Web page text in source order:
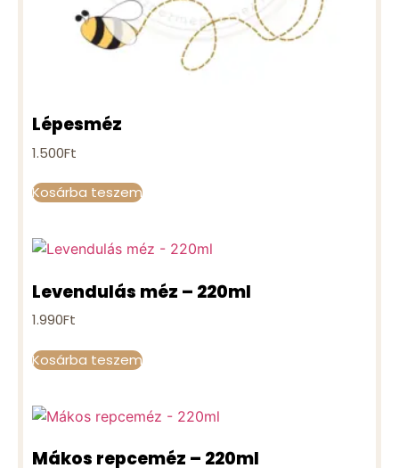
Lépesméz
1.500Ft
Kosárba teszem
Levendulás méz – 220ml
1.990Ft
Kosárba teszem
Mákos repceméz – 220ml